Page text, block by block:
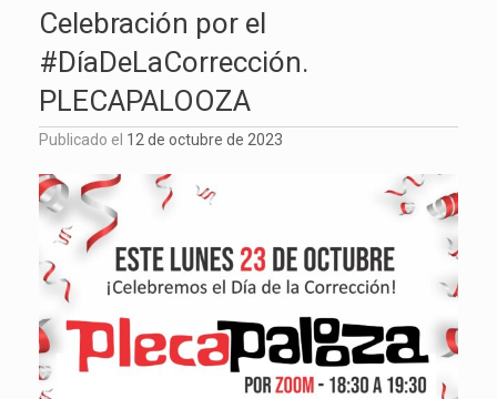
Celebración por el
#DíaDeLaCorrección.
PLECAPALOOZA
Publicado el 12 de octubre de 2023